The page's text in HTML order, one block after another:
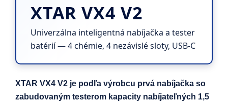
XTAR VX4 V2
Univerzálna inteligentná nabíjačka a tester
batérií — 4 chémie, 4 nezávislé sloty, USB-C
XTAR VX4 V2 je podľa výrobcu prvá nabíjačka so
zabudovaným testerom kapacity nabíjateľných 1,5